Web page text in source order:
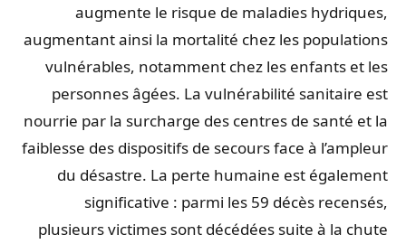
augmente le risque de maladies hydriques,
augmentant ainsi la mortalité chez les populations
vulnérables, notamment chez les enfants et les
personnes âgées. La vulnérabilité sanitaire est
nourrie par la surcharge des centres de santé et la
faiblesse des dispositifs de secours face à l’ampleur
du désastre. La perte humaine est également
significative : parmi les 59 décès recensés,
plusieurs victimes sont décédées suite à la chute